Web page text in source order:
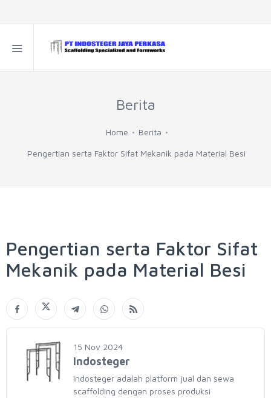
Berita
Home Berita
Pengertian serta Faktor Sifat Mekanik pada Material Besi
Pengertian serta Faktor Sifat
Mekanik pada Material Besi
15 Nov 2024
Indosteger
Indosteger adalah platform jual dan sewa
scaffolding dengan proses produksi